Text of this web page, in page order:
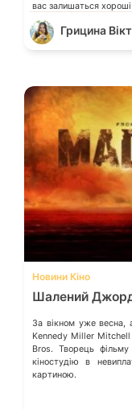
вас залишаться
Грицина
Новини Кіно
Шалений
За вікном уже весна,
Kennedy Miller Mitchell
Bros. Творець
кіностудію в
картиною.